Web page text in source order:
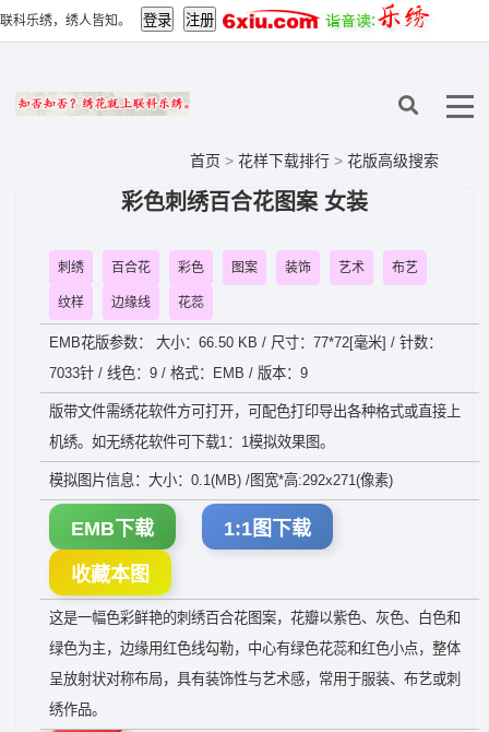
联科乐绣，绣人皆知。
首页 > 花样下载排行 > 花版高级搜索
彩色刺绣百合花图案 女装
刺绣 百合花 彩色 图案 装饰 艺术 布艺
纹样 边缘线 花蕊
EMB花版参数： 大小：66.50 KB / 尺寸：77*72[毫米] / 针数：
7033针 / 线色：9 / 格式：EMB / 版本：9
版带文件需绣花软件方可打开，可配色打印导出各种格式或直接上
机绣。如无绣花软件可下载1：1模拟效果图。
模拟图片信息：大小：0.1(MB) /图宽*高:292x271(像素)
EMB下载 1:1图下载
收藏本图
这是一幅色彩鲜艳的刺绣百合花图案，花瓣以紫色、灰色、白色和
绿色为主，边缘用红色线勾勒，中心有绿色花蕊和红色小点，整体
呈放射状对称布局，具有装饰性与艺术感，常用于服装、布艺或刺
绣作品。